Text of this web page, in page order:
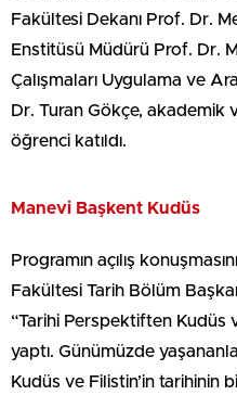
Fakültesi Dekanı Prof. Dr.
Enstitüsü Müdürü Prof. Dr.
Çalışmaları Uygulama ve
Dr. Turan Gökçe, akademik
öğrenci katıldı.
Manevi Başkent Kudüs
Programın açılış
Fakültesi Tarih Bölüm
“Tarihi Perspektiften Kudüs
yaptı. Günümüzde
Kudüs ve Filistin’in tarihinin